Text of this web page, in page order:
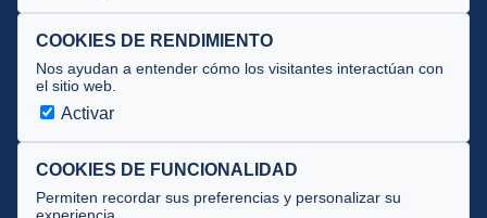
Documentos
Cursos
Circulares oficiales
Convocatorias y Equipaciones
COOKIES DE RENDIMIENTO
Nos ayudan a entender cómo los visitantes interactúan con
el sitio web.
Activar
COOKIES DE FUNCIONALIDAD
Permiten recordar sus preferencias y personalizar su
experiencia.